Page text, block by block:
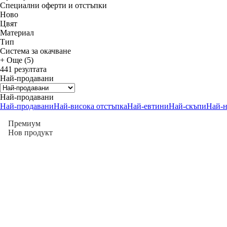
Специални оферти и отстъпки
Новo
Цвят
Материал
Тип
Система за окачване
+ Още (5)
441 резултата
Най-продавани
Най-продавани
Най-продаваниНай-висока отстъпкаНай-евтиниНай-скъпиНай-
Премиум
Нов продукт